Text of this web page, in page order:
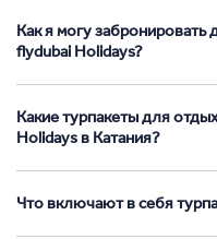
Как я могу забронировать
flydubai Holidays?
Какие турпакеты для
Holidays в Катания?
Что включают в себя